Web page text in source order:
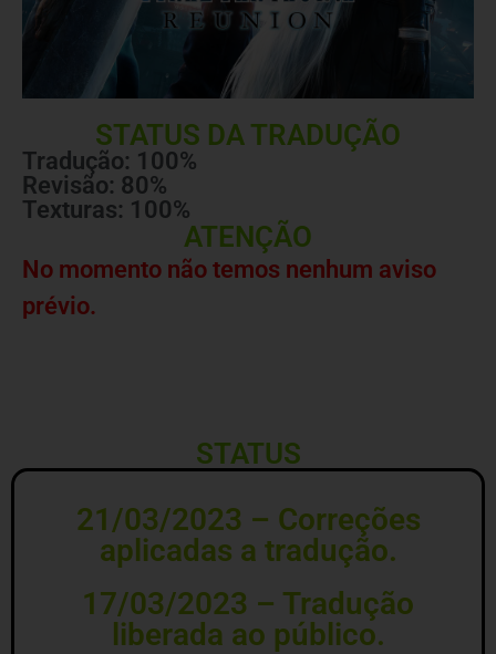
STATUS DA TRADUÇÃO
Tradução: 100%
Revisão: 80%
Texturas: 100%
ATENÇÃO
No momento não temos nenhum aviso
prévio.
STATUS
21/03/2023 – Correções
aplicadas a tradução.
17/03/2023 – Tradução
liberada ao público.